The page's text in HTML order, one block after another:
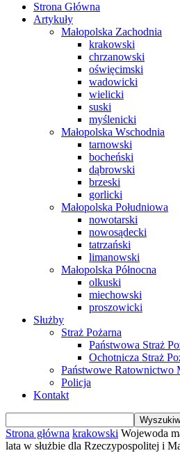
Strona Główna
Artykuły
Małopolska Zachodnia
krakowski
chrzanowski
oświęcimski
wadowicki
wielicki
suski
myślenicki
Małopolska Wschodnia
tarnowski
bocheński
dąbrowski
brzeski
gorlicki
Małopolska Południowa
nowotarski
nowosądecki
tatrzański
limanowski
Małopolska Północna
olkuski
miechowski
proszowicki
Służby
Straż Pożarna
Państwowa Straż
Ochotnicza Straż
Państwowe Ratownictwo
Policja
Kontakt
Strona główna krakowski Wojewoda
lata w służbie dla Rzeczypospolitej i